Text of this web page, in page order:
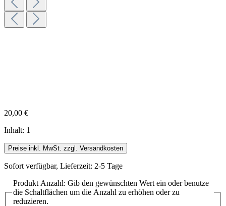
20,00 €
Inhalt: 1
Preise inkl. MwSt. zzgl. Versandkosten
Sofort verfügbar, Lieferzeit: 2-5 Tage
Produkt Anzahl: Gib den gewünschten Wert ein oder benutze
die Schaltflächen um die Anzahl zu erhöhen oder zu
reduzieren.